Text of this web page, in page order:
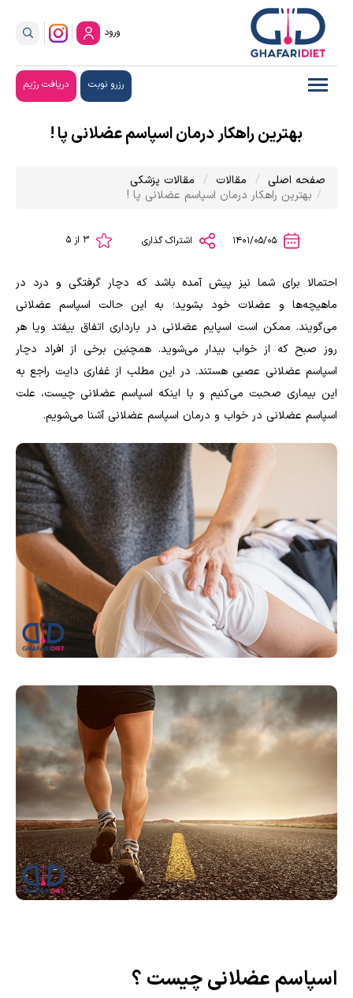
ورود
رزرو نوبت دریافت رژیم
بهترین راهکار درمان اسپاسم عضلانی پا !
صفحه اصلی مقالات
مقالات پزشکی
بهترین راهکار درمان اسپاسم عضلانی پا !
اشتراک گذاری
احتمالا برای شما نیز پیش آمده باشد که دچار گرفتگی و درد در
ماهیچه‌ها و عضلات خود بشوید؛ به این حالت اسپاسم عضلانی
می‌گویند. ممکن است اسپایم عضلانی در بارداری اتفاق بیفتد ویا هر
روز صبح که از خواب بیدار می‌شوید. همچنین برخی از افراد دچار
اسپاسم عضلانی عصبی هستند. در این مطلب از غفاری دایت راجع به
این بیماری صحبت می‌کنیم و با اینکه اسپاسم عضلانی چیست، علت
اسپاسم عضلانی در خواب و درمان اسپاسم عضلانی آشنا می‌شویم.
اسپاسم عضلانی چیست ؟